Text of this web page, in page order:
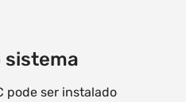
sistema
pode ser instalado